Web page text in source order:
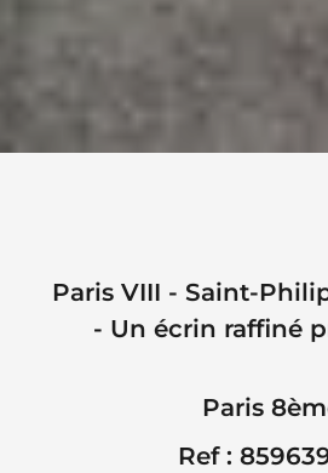
Paris VIII - Saint-
- Un écrin raffiné
Paris
Ref :